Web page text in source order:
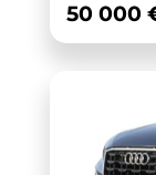
V60
50 000